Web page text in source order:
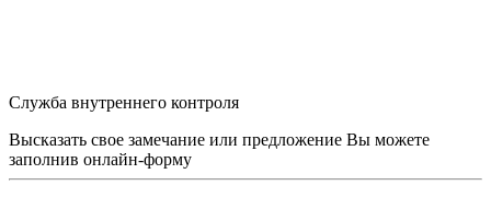
Служба внутреннего контроля
Высказать свое замечание или предложение Вы можете
заполнив онлайн-форму